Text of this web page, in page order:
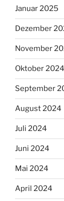
Januar 2025
Dezember
November
Oktober 2024
September
August 2024
Juli 2024
Juni 2024
Mai 2024
April 2024